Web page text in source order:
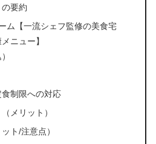
要約
ム【一流シェフ監修の美食宅
ニュー】
制限への対応
メリット）
ト/注意点）